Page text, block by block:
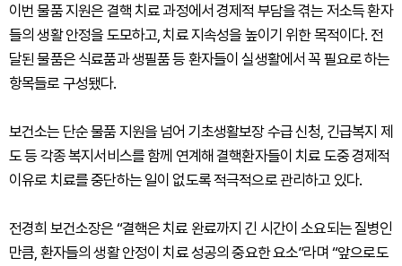
이번 물품 지원은 결핵 치료 과정에서 경제적 부담을 겪는 저소득 환자
들의 생활 안정을 도모하고, 치료 지속성을 높이기 위한 목적이다. 전
달된 물품은 식료품과 생필품 등 환자들이 실생활에서 꼭 필요로 하는
항목들로 구성됐다.
보건소는 단순 물품 지원을 넘어 기초생활보장 수급 신청, 긴급복지 제
도 등 각종 복지서비스를 함께 연계해 결핵환자들이 치료 도중 경제적
이유로 치료를 중단하는 일이 없도록 적극적으로 관리하고 있다.
전경희 보건소장은 “결핵은 치료 완료까지 긴 시간이 소요되는 질병인
만큼, 환자들의 생활 안정이 치료 성공의 중요한 요소”라며 “앞으로도